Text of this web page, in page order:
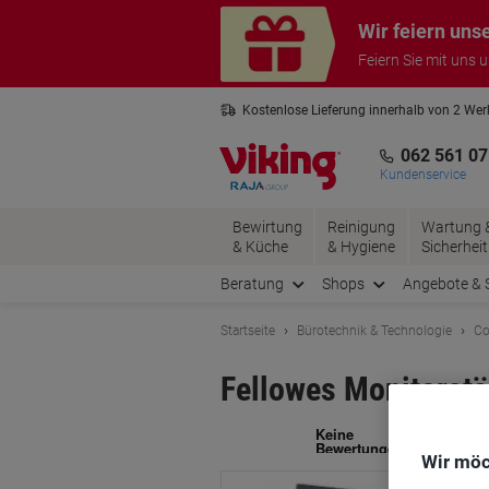
Wir feiern
Feiern Sie mit uns
Kostenlose Lieferung innerhalb von 2
062 561
Kundenservice
Bewirtung
& Küche
Reinigung
& Hygiene
Wartung
Sicherheit
Beratung Shops Angebote &
Startseite Bürotechnik & Technologie
Fellowes
Wir